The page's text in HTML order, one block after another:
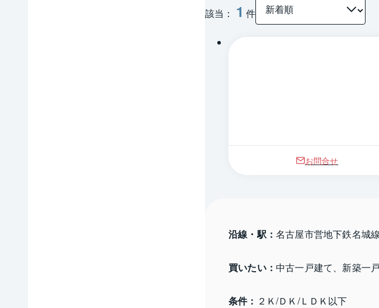
該当： 1 件
1 / 0
お問合せ
沿線・駅： 名古屋市営地下鉄名城
買いたい： 中古一戸建て、新築一
条件： ２Ｋ/ＤＫ/ＬＤＫ以下